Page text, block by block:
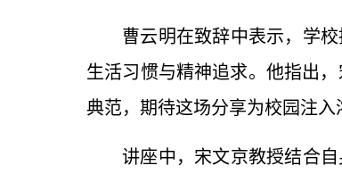
曹云明在致辞中表示，学
生活习惯与精神追求。他指出
典范，期待这场分享为校园注入
讲座中，宋文京教授结合自